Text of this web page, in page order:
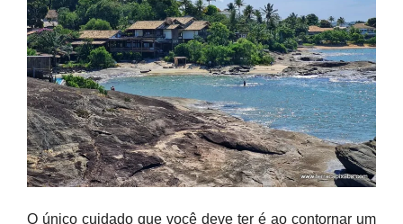
O único cuidado que você deve ter é ao contornar um